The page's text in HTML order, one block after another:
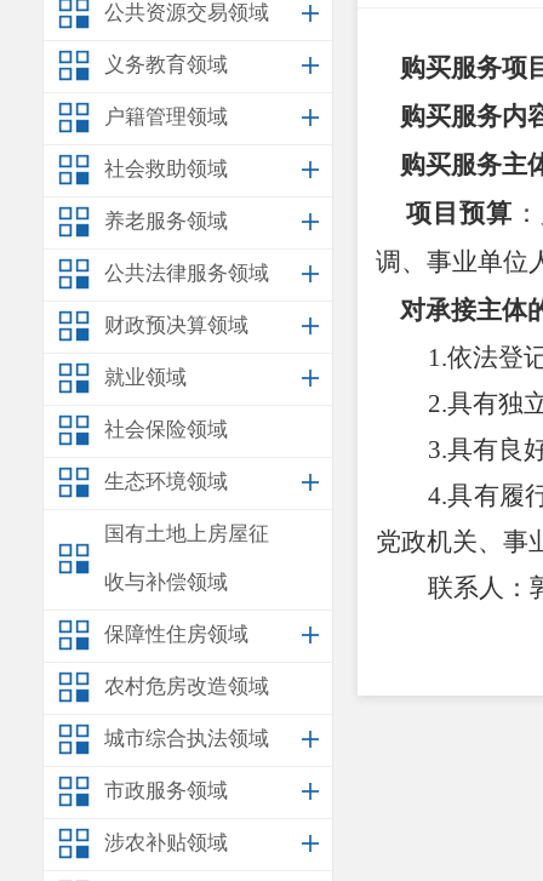
公共资源交易领域
义务教育领域
户籍管理领域
社会救助领域
养老服务领域
公共法律服务领域
财政预决算领域
就业领域
社会保险领域
生态环境领域
国有土地上房屋征
收与补偿领域
保障性住房领域
农村危房改造领域
城市综合执法领域
市政服务领域
涉农补贴领域
购买服务项
购买服务内
购买服务主
项目预算
调、事业单位
对承接主体
1.依法登
2.具有独
3.具有良
4.具有履
党政机关、事
联系人：